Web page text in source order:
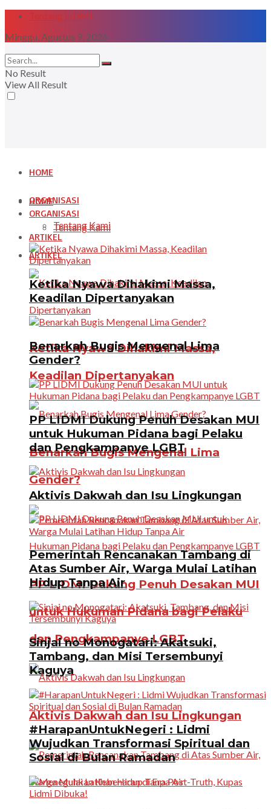
Tentang LIDMI
Minggu, Agustus 9, 2026
No Result
View All Result
HOME
ORGANISASI
Tentang Kami
ARTIKEL
Ketika Nyawa Dihakimi Massa,
Keadilan Dipertanyakan
Benarkah Bugis Mengenal Lima
Gender?
PP LIDMI Dukung Penuh Desakan MUI
untuk Hukuman Pidana bagi Pelaku
dan Pengkampanye LGBT
Aktivis Dakwah dan Isu Lingkungan
HOME
ORGANISASI
Tentang Kami
ARTIKEL
Ketika Nyawa Dihakimi Massa,
Keadilan Dipertanyakan
Benarkah Bugis Mengenal Lima
Gender?
PP LIDMI Dukung Penuh Desakan MUI
untuk Hukuman Pidana bagi Pelaku
dan Pengkampanye LGBT
Aktivis Dakwah dan Isu Lingkungan
Pemerintah Rencanakan Tambang di
Atas Sumber Air, Warga Mulai Latihan
Hidup Tanpa Air
Sinjai no Monogatari: Akatsuki,
Tambang, dan Misi Tersembunyi
Kaguya
#HarapanUntukNegeri : Lidmi
Wujudkan Transformasi Spiritual dan
Sosial di Bulan Ramadan